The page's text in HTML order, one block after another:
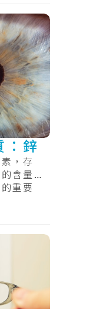
：鋅
，存
含量
重要